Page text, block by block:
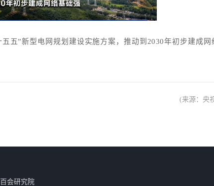
五五”新型电网规划建设实施方案，推动到2030年初步建成网
(来源：央
会研究院